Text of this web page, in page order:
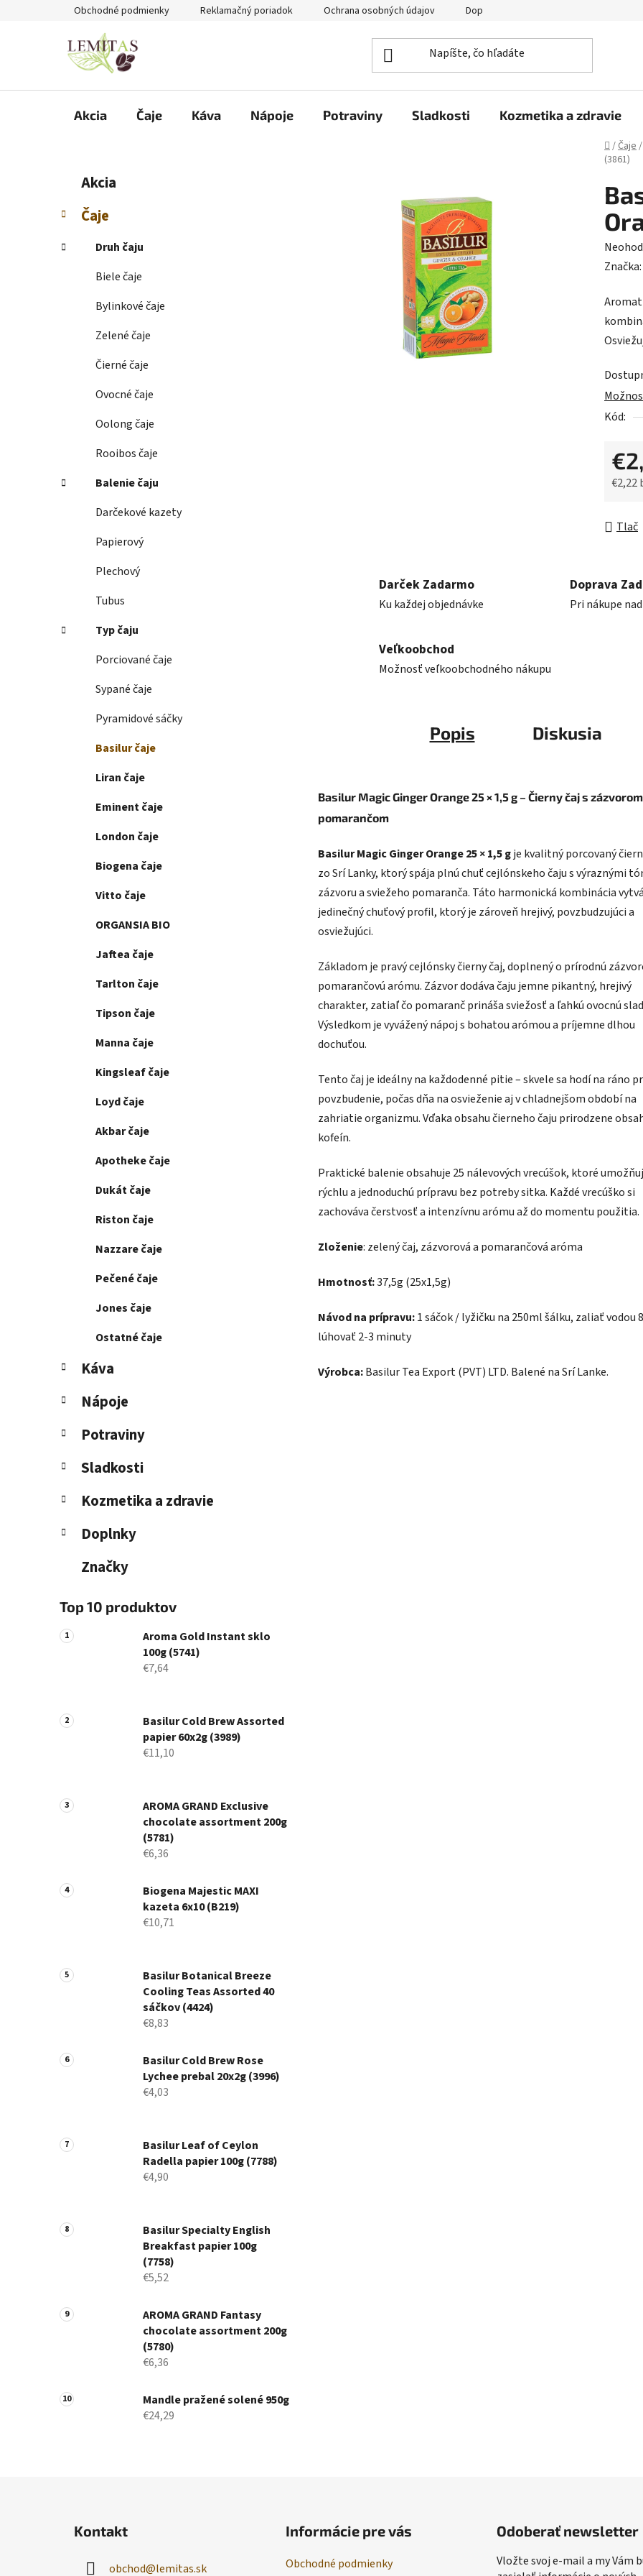
Obchodné podmienky Reklamačný poriadok Ochrana osobných údajov Doprava a platba
Akcia Čaje Káva Nápoje Potraviny Sladkosti Kozmetika a zdravie
Domov
/Čaje/
(3861)
č
ý
Preskočiť
kategórie
t
e
ó
Akcia
Čaje
Druh čaju
Biele čaje
Bylinkové čaje
Zelené čaje
Čierné čaje
Ovocné čaje
Oolong čaje
Rooibos čaje
Balenie čaju
Darčekové kazety
Papierový
Plechový
Tubus
Typ čaju
Porciované čaje
Sypané čaje
Pyramidové sáčky
Basilur čaje
Liran čaje
Eminent čaje
London čaje
Biogena čaje
Vitto čaje
ORGANSIA BIO
Jaftea čaje
Tarlton čaje
Tipson čaje
Manna čaje
Kingsleaf čaje
Loyd čaje
Akbar čaje
Apotheke čaje
Dukát čaje
Riston čaje
Nazzare čaje
Pečené čaje
Jones čaje
Ostatné čaje
Káva
Nápoje
Potraviny
Sladkosti
Kozmetika a zdravie
Doplnky
Značky
Top 10 produktov
Aroma Gold Instant sklo
100g (5741)
€7,64
Basilur Cold Brew Assorted
papier 60x2g (3989)
€11,10
AROMA GRAND Exclusive
chocolate assortment 200g
(5781)
€6,36
Biogena Majestic MAXI
kazeta 6x10 (B219)
€10,71
Basilur Botanical Breeze
Cooling Teas Assorted 40
sáčkov (4424)
€8,83
Basilur Cold Brew Rose
Lychee prebal 20x2g (3996)
€4,03
Basilur Leaf of Ceylon
Radella papier 100g (7788)
€4,90
Basilur Specialty English
Breakfast papier 100g
(7758)
€5,52
AROMA GRAND Fantasy
chocolate assortment 200g
(5780)
€6,36
Mandle pražené solené 950g
€24,29
je
0,0
z
Značka:
Kód:
€2,22
Tlač
Darček Zadarmo
Ku každej objednávke
Doprava
Pri nákupe
Veľkoobchod
Možnosť veľkoobchodného nákupu
Popis Diskusia
Basilur Magic Ginger Orange 25 × 1,5 g – Čierny čaj s
pomarančom
Basilur Magic Ginger Orange 25 × 1,5 gje kvalitný porcovaný
zo Srí Lanky, ktorý spája plnú chuť cejlónskeho čaju s výraznými
zázvoru a sviežeho pomaranča. Táto harmonická kombinácia
jedinečný chuťový profil, ktorý je zároveň hrejivý, povzbudzujúci a
osviežujúci.
Základom je pravý cejlónsky čierny čaj, doplnený o prírodnú
pomarančovú arómu. Zázvor dodáva čaju jemne pikantný, hrejivý
charakter, zatiaľ čo pomaranč prináša sviežosť a ľahkú ovocnú
Výsledkom je vyvážený nápoj s bohatou arómou a príjemne dlhou
dochuťou.
Tento čaj je ideálny na každodenné pitie – skvele sa hodí na ráno
povzbudenie, počas dňa na osvieženie aj v chladnejšom období na
zahriatie organizmu. Vďaka obsahu čierneho čaju prirodzene
kofeín.
Praktické balenie obsahuje 25 nálevových vrecúšok, ktoré
rýchlu a jednoduchú prípravu bez potreby sitka. Každé vrecúško si
zachováva čerstvosť a intenzívnu arómu až do momentu použitia.
Zloženie: zelený čaj, zázvorová a pomarančová aróma
Hmotnosť:37,5g (25x1,5g)
Návod na prípravu:1 sáčok / lyžičku na 250ml šálku, zaliať vodou
lúhovať 2-3 minuty
Výrobca:Basilur Tea Export (PVT) LTD. Balené na Srí Lanke.
Kontakt
obchod@lemitas.sk
Informácie pre vás
Obchodné podmienky
Odoberať newsletter
Vložte svoj e-mail a my Vám